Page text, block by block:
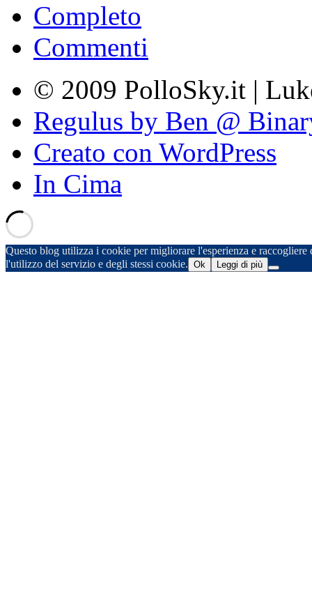
Completo
Commenti
© 2009 PolloSky.it |
Regulus by Ben @
Creato con WordPress
In Cima
Questo blog utilizza i cookie per migliorare l'esperienza e
l'utilizzo del servizio e degli stessi cookie. Ok Leggi di più